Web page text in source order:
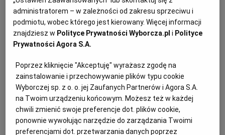
ŁÓDŹ
OPOLE
PŁOCK
KULTURALNYSKLEP.PL
ZDROWIE
POGODA
których dokłada się cebulę oraz inne dodatki.
Dla 4-8 osób
30 minut
Warstwowa sałatka kijowska – składniki na
8 porcji:
administratorem – w zależności od zakresu sprzeciwu i
podmiotu, wobec którego jest kierowany. Więcej informacji
znajdziesz w Polityce Prywatności Wyborcza.pl i Polityce
Prywatności Agora S.A.
Poprzez kliknięcie "Akceptuję" wyrażasz zgodę na
zainstalowanie i przechowywanie plików typu cookie
Wyborczej sp. z o. o. jej Zaufanych Partnerów i Agora S.A.
na Twoim urządzeniu końcowym. Możesz też w każdej
chwili zmienić swoje preferencje dot. plików cookie,
ponownie wywołując narzędzie do zarządzania Twoimi
preferencjami dot. przetwarzania danych poprzez